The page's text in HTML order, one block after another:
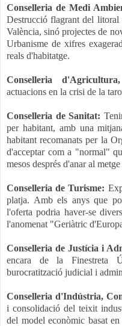
Conselleria de Medi
Destrucció flagrant del
València, sinó projectes de
Urbanisme de xifres
reals d'habitatge.
Conselleria
actuacions en la crisi de la
Conselleria de Sanitat:
per habitant, amb una
habitant recomanats per la
d'acceptar com a "normal"
mesos després d'anar al
Conselleria de Turisme:
platja. Amb els anys que
l'oferta podria haver-se
l'anomenat "Geriàtric
Conselleria de Justícia i
encara de la Finestreta
burocratització judicial i
Conselleria d'Indústria,
i consolidació del teixit
del model econòmic basat